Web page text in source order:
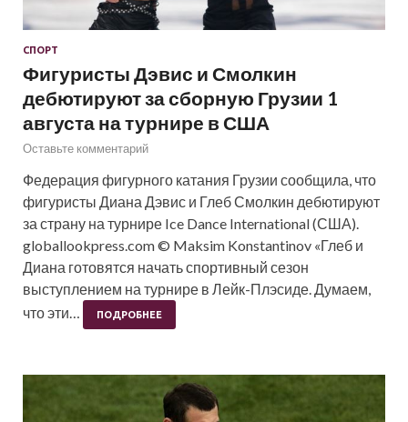
СПОРТ
Фигуристы Дэвис и Смолкин
дебютируют за сборную Грузии 1
августа на турнире в США
Оставьте комментарий
Федерация фигурного катания Грузии сообщила, что
фигуристы Диана Дэвис и Глеб Смолкин дебютируют
за страну на турнире Ice Dance International (США).
globallookpress.com © Maksim Konstantinov «Глеб и
Диана готовятся начать спортивный сезон
выступлением на турнире в Лейк-Плэсиде. Думаем,
что эти…
ПОДРОБНЕЕ